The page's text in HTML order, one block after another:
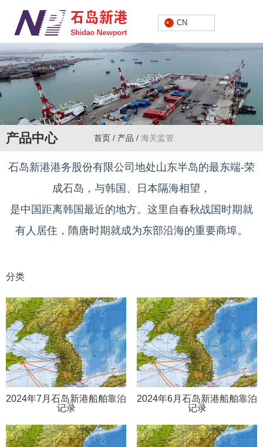
中文
CN
产品中心 首页 / 产品 / 海关监管
石岛新港港务股份有限公司地处山东半岛的最东端-荣
成石岛，与韩国、日本隔海相望，
是中国距离韩国最近的地方。这里自春秋战国时期就
有人居住，隋唐时期就成为东部沿海的重要商埠。
分类
2024年7月石岛新港船舶靠泊
记录
2024年6月石岛新港船舶靠泊
记录